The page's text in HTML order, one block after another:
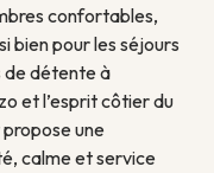
confortables,
bien pour les séjours
de détente à
et l’esprit côtier du
une
calme et service